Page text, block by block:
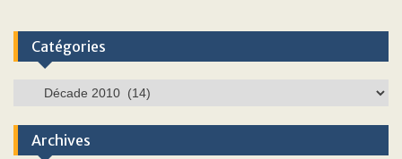
Catégories
Catégories
Archives